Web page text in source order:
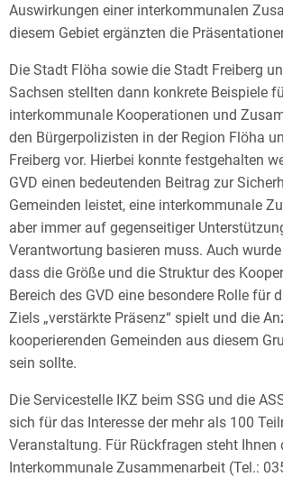
Auswirkungen einer interkommunalen
diesem Gebiet ergänzten die
Die Stadt Flöha sowie die Stadt Freiberg
Sachsen stellten dann konkrete Beispiele
interkommunale Kooperationen und
den Bürgerpolizisten in der Region Flöha
Freiberg vor. Hierbei konnte festgehalten
GVD einen bedeutenden Beitrag zur
Gemeinden leistet, eine interkommunale
aber immer auf gegenseitiger
Verantwortung basieren muss. Auch
dass die Größe und die Struktur des
Bereich des GVD eine besondere Rolle für
Ziels „verstärkte Präsenz“ spielt und die
kooperierenden Gemeinden aus diesem
sein sollte.
Die Servicestelle IKZ beim SSG und die
sich für das Interesse der mehr als 100
Veranstaltung. Für Rückfragen steht Ihnen
Interkommunale Zusammenarbeit (Tel.: